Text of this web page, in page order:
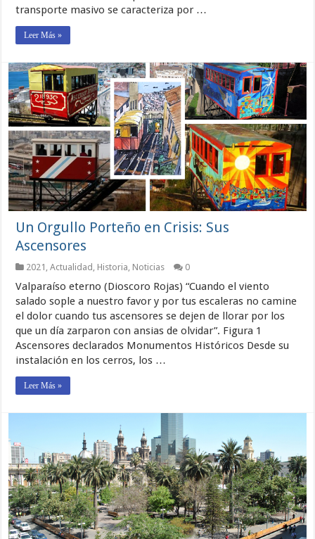
transporte masivo se caracteriza por …
Leer Más »
Un Orgullo Porteño en Crisis: Sus
Ascensores
2021 ,Actualidad , Historia, Noticias 0
Valparaíso eterno (Dioscoro Rojas) “Cuando el viento
salado sople a nuestro favor y por tus escaleras no camine
el dolor cuando tus ascensores se dejen de llorar por los
que un día zarparon con ansias de olvidar”. Figura 1
Ascensores declarados Monumentos Históricos Desde su
instalación en los cerros, los …
Leer Más »